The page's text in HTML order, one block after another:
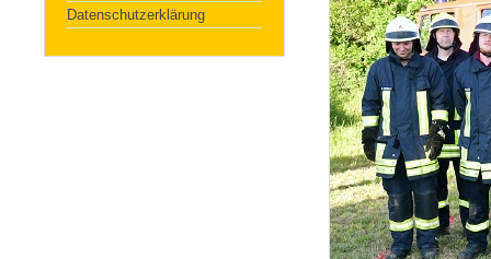
Datenschutzerklärung